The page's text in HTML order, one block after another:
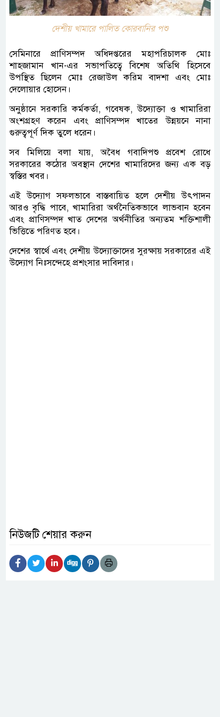
দেশীয় খামারে পালিত কোরবানির পশু
সেমিনারে প্রাণিসম্পদ অধিদপ্তরের মহাপরিচালক মোঃ
শাহজামান খান-এর সভাপতিত্বে বিশেষ অতিথি হিসেবে
উপস্থিত ছিলেন মোঃ রেজাউল করিম বাদশা এবং মোঃ
দেলোয়ার হোসেন।
অনুষ্ঠানে সরকারি কর্মকর্তা, গবেষক, উদ্যোক্তা ও খামারিরা
অংশগ্রহণ করেন এবং প্রাণিসম্পদ খাতের উন্নয়নে নানা
গুরুত্বপূর্ণ দিক তুলে ধরেন।
সব মিলিয়ে বলা যায়, অবৈধ গবাদিপশু প্রবেশ রোধে
সরকারের কঠোর অবস্থান দেশের খামারিদের জন্য এক বড়
স্বস্তির খবর।
এই উদ্যোগ সফলভাবে বাস্তবায়িত হলে দেশীয় উৎপাদন
আরও বৃদ্ধি পাবে, খামারিরা অর্থনৈতিকভাবে লাভবান হবেন
এবং প্রাণিসম্পদ খাত দেশের অর্থনীতির অন্যতম শক্তিশালী
ভিত্তিতে পরিণত হবে।
দেশের স্বার্থে এবং দেশীয় উদ্যোক্তাদের সুরক্ষায় সরকারের এই
উদ্যোগ নিঃসন্দেহে প্রশংসার দাবিদার।
নিউজটি শেয়ার করুন